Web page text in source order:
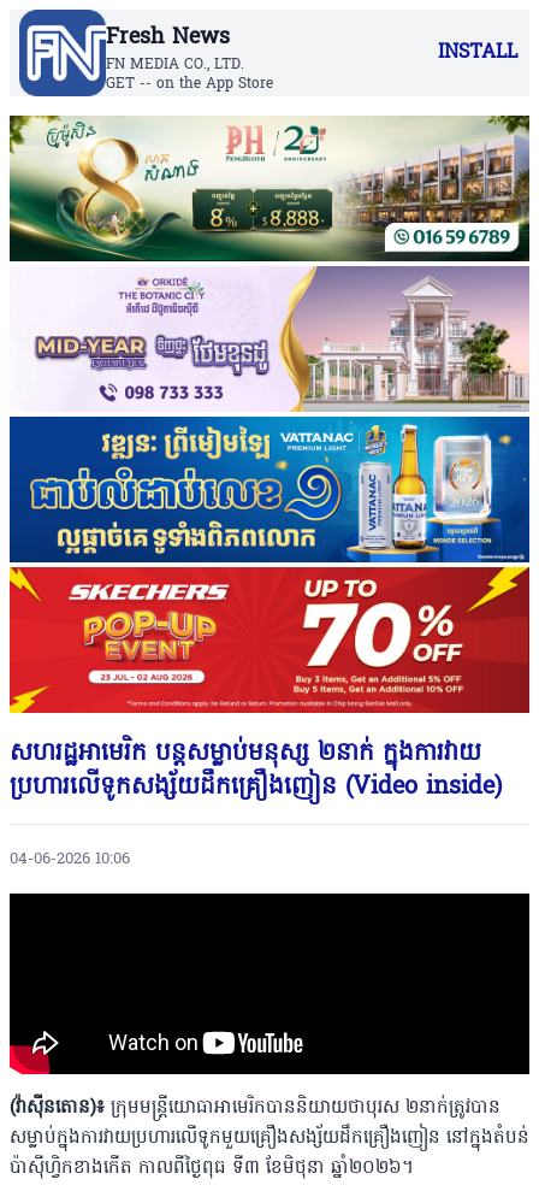
Fresh News
FN MEDIA CO., LTD.
GET -- on the App Store
INSTALL
សហរដ្ឋអាមេរិក បន្តសម្លាប់មនុស្ស ២នាក់ ក្នុងការវាយ
ប្រហារលើទូកសង្ស័យដឹកគ្រឿងញៀន (Video inside)
04-06-2026 10:06
(វ៉ាស៊ីនតោន)៖ ក្រុមមន្ត្រីយោធាអាមេរិកបាននិយាយថាបុរស ២នាក់ត្រូវបាន
សម្លាប់ក្នុងការវាយប្រហារលើទូកមួយគ្រឿងសង្ស័យដឹកគ្រឿងញៀន នៅក្នុងតំបន់
ប៉ាស៊ីហ្វិកខាងកើត កាលពីថ្ងៃពុធ ទី៣ ខែមិថុនា ឆ្នាំ២០២៦។